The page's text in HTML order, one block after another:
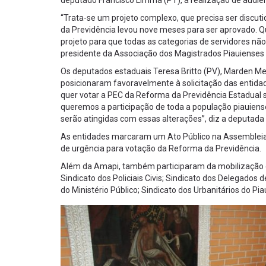
“Trata-se um projeto complexo, que precisa ser
da Previdência levou nove meses para ser aprovado.
projeto para que todas as categorias de servidores
presidente da Associação dos Magistrados
Os deputados estaduais Teresa Britto (PV), Marden
posicionaram favoravelmente à solicitação das
quer votar a PEC da Reforma da Previdência
queremos a participação de toda a população
serão atingidas com essas alterações”, diz a
As entidades marcaram um Ato Público na
de urgência para votação da Reforma da Previdência.
Além da Amapi, também participaram da
Sindicato dos Policiais Civis; Sindicato dos Delegados
do Ministério Público; Sindicato dos Urbanitários do